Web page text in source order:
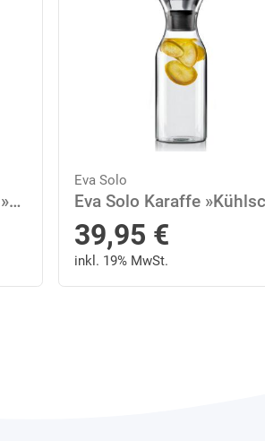
Eva Solo Seifenspender »Schwarz 150 ml«
Eva Solo
39,95 €
inkl. 19% MwSt.